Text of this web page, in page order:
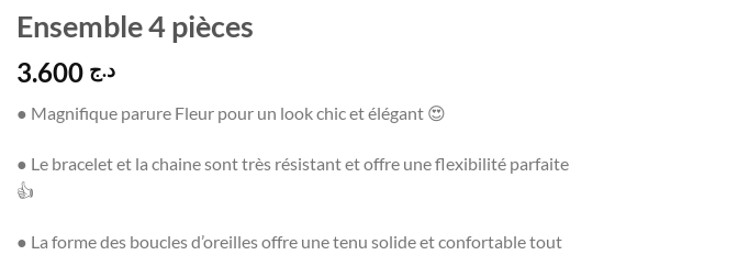
Ensemble 4 pièces
د.ج
● Magnifique parure Fleur pour un look chic et élégant 😍
● Le bracelet et la chaine sont très résistant et offre une flexibilité parfaite
👍
● La forme des boucles d’oreilles offre une tenu solide et confortable tout